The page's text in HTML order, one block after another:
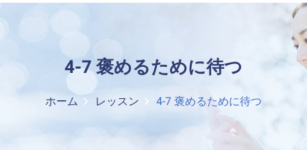
4-7 褒めるために待つ
ホーム レッスン 4-7 褒めるために待つ